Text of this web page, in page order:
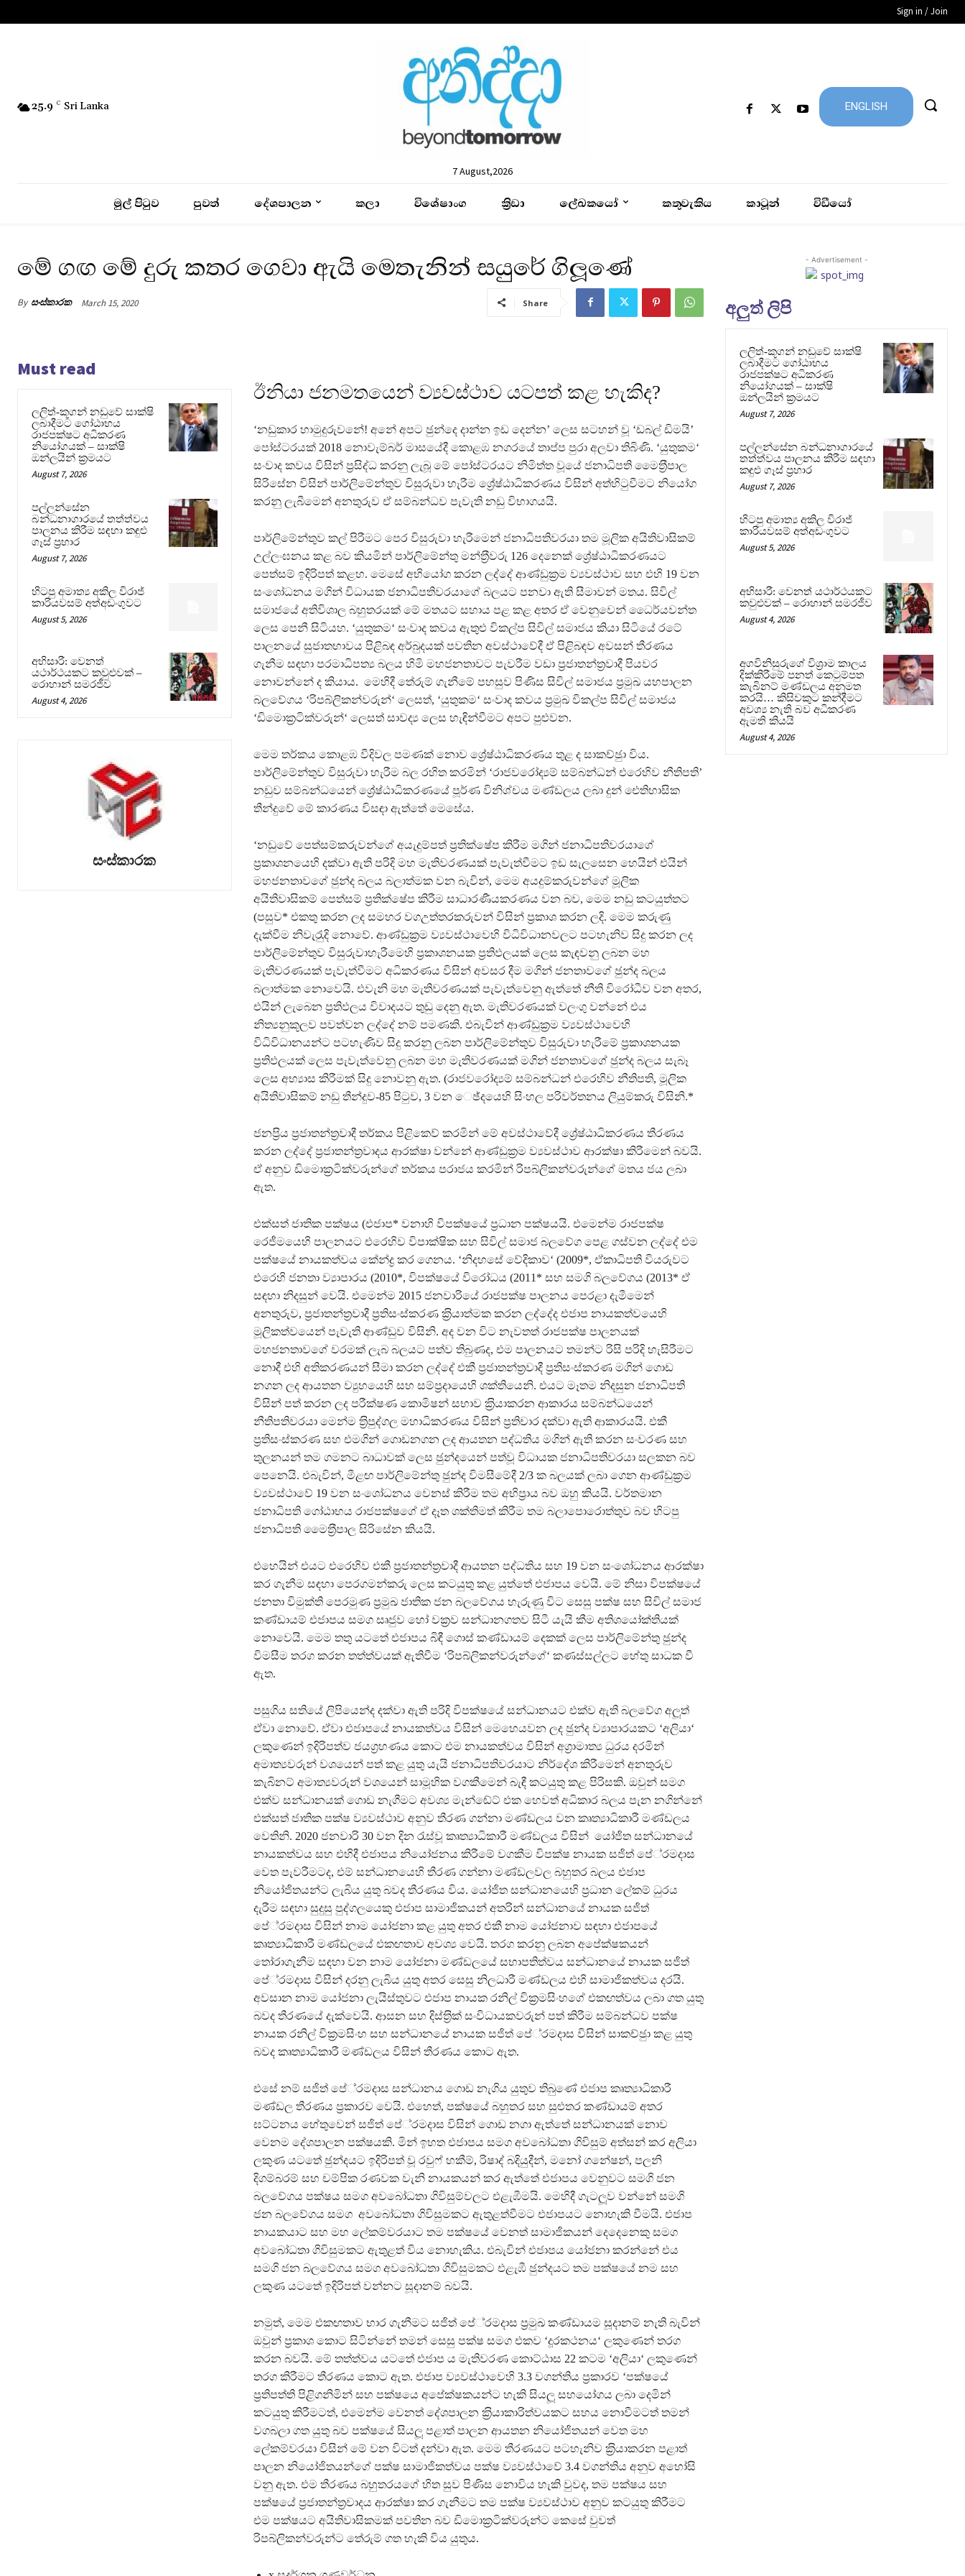
Sign in / Join
25.9 C Sri Lanka
7 August,2026
ENGLISH
මුල් පිටුව පුවත් දේශපාලන කලා විශේෂාංග ක්‍රිඩා ලේඛකයෝ කතුවැකිය කාටූන් විඩීයෝ
මේ ගඟ මේ දුරු කතර ගෙවා ඇයි මෙතැනින් සයුරේ ගිලූණේ
By සංස්කාරක March 15, 2020 Share
Must read
ලලිත්-කූගන් නඩුවේ සාක්ෂි
ලබාදීමට ගෝඨාභය
රාජපක්ෂට අධිකරණ
නියෝගයක් – සාක්ෂි
ඔන්ලයින් ක්‍රමයට
August 7, 2026
පල්ලන්සේන
බන්ධනාගාරයේ තත්ත්වය
පාලනය කිරීම සඳහා කඳුළු
ගෑස් ප්‍රහාර
August 7, 2026
හිටපු අමාත්‍ය අකිල විරාජ්
කාරියවසම් අත්අඩංගුවට
August 5, 2026
අභිසාරී: වෙනත්
යථාර්ථයකට කවුළුවක් –
රොහාන් සමරජීව
August 4, 2026
සංස්කාරක
ඊනියා ජනමතයෙන් ව්‍යවස්ථාව යටපත් කළ හැකිද?
‘නඩුකාර හාමුදුරුවනේ! අනේ අපට ඡුන්දෙ දාන්න ඉඩ දෙන්න’ ලෙස සටහන් වූ ‘ඩබල් ඩිමයි’
පෝස්ටරයක් 2018 නොවැම්බර් මාසයේදී කොළඹ නගරයේ තාප්ප පුරා අලවා තිබිණි. ‘යුතුකම‘
සංවාද කවය විසින් ප‍්‍රසිද්ධ කරනු ලැබූ මේ පෝස්ටරයට නිමිත්ත වූයේ ජනාධිපති මෛත‍්‍රීපාල
සිරිසේන විසින් පාර්ලිමේන්තුව විසුරුවා හැරීම ශ්‍රේෂ්ඨාධිකරණය විසින් අත්හිටුවීමට නියෝග
කරනු ලැබීමෙන් අනතුරුව ඒ සම්බන්ධව පැවැති නඩු විභාගයයි.
පාර්ලිමේන්තුව කල් පිරීමට පෙර විසුරුවා හැරීමෙන් ජනාධිපතිවරයා තම මූලික අයිතිවාසිකම්
උල්ලංඝනය කළ බව කියමින් පාර්ලිමේන්තු මන්ත‍්‍රීවරු 126 දෙනෙක් ශ්‍රේෂ්ඨාධිකරණයට
පෙත්සම් ඉදිරිපත් කළහ. මෙසේ අභියෝග කරන ලද්දේ ආණ්ඩුක‍්‍රම ව්‍යවස්ථාව සහ එහි 19 වන
සංශෝධනය මගින් විධායක ජනාධිපතිවරයාගේ බලයට පනවා ඇති සීමාවන් මතය. සිවිල්
සමාජයේ අතිවිශාල බහුතරයක් මේ මතයට සහාය පළ කළ අතර ඒ වෙනුවෙන් ධෛර්යවන්ත
ලෙස පෙනී සිටියහ. ‘යුතුකම‘ සංවාද කවය ඇතුළු විකල්ප සිවිල් සමාජය කියා සිටියේ රටේ
පාලනයේ සුජාතභාවය පිළිබඳ අර්බුදයක් පවතින අවස්ථාවේදී ඒ පිළිබඳව අවසන් තීරණය
ගැනීම සඳහා පරමාධිපත්‍ය බලය හිමි මහජනතාවට පැවරීම වඩා ප‍්‍රජාතන්ත‍්‍රවාදී පියවර
නොවන්නේ ද කියාය. මෙහිදී තේරුම් ගැනීමේ පහසුව පිණිස සිවිල් සමාජය ප‍්‍රමුඛ යහපාලන
බලවේගය ‘රිපබ්ලිකන්වරුන්‘ ලෙසත්, ‘යුතුකම‘ සංවාද කවය ප‍්‍රමුඛ විකල්ප සිවිල් සමාජය
‘ඩිමොක‍්‍රටික්වරුන්‘ ලෙසත් සාවද්‍ය ලෙස හැඳින්වීමට අපට පුළුවන.
මෙම තර්කය කොළඹ වීදිවල පමණක් නොව ශ්‍රේෂ්ඨාධිකරණය තුළ ද සාකච්ඡුා විය.
පාර්ලිමේන්තුව විසුරුවා හැරීම බල රහිත කරමින් ‘රාජවරෝද්‍යම් සම්බන්ධන් එරෙහිව නීතිපති’
නඩුව සම්බන්ධයෙන් ශ්‍රේෂ්ඨාධිකරණයේ පූර්ණ විනිශ්චය මණ්ඩලය ලබා දුන් ඓතිහාසික
තීන්දුවේ මේ කාරණය විසඳා ඇත්තේ මෙසේය.
‘නඩුවේ පෙත්සම්කරුවන්ගේ අයැදුම්පත් ප‍්‍රතික්ෂේප කිරීම මගින් ජනාධිපතිවරයාගේ
ප‍්‍රකාශනයෙහි දක්වා ඇති පරිදි මහ මැතිවරණයක් පැවැත්වීමට ඉඩ සැලසෙන හෙයින් එයින්
මහජනතාවගේ ඡුන්ද බලය බලාත්මක වන බැවින්, මෙම අයදුම්කරුවන්ගේ මූලික
අයිතිවාසිකම් පෙත්සම් ප‍්‍රතික්ෂේප කිරීම සාධාරණීයකරණය වන බව, මෙම නඩු කටයුත්තට
(පසුව* එකතු කරන ලද සමහර වගඋත්තරකරුවන් විසින් ප‍්‍රකාශ කරන ලදි. මෙම කරුණු
දැක්වීම නිවැරැුදි නොවේ. ආණ්ඩුක‍්‍රම ව්‍යවස්ථාවෙහි විධිවිධානවලට පටහැනිව සිදු කරන ලද
පාර්ලිමේන්තුව විසුරුවාහැරීමෙහි ප‍්‍රකාශනයක ප‍්‍රතිඵලයක් ලෙස කැඳවනු ලබන මහ
මැතිවරණයක් පැවැත්වීමට අධිකරණය විසින් අවසර දීම මගින් ජනතාවගේ ඡුන්ද බලය
බලාත්මක නොවෙයි. එවැනි මහ මැතිවරණයක් පැවැත්වෙනු ඇත්තේ නීති විරෝධීව වන අතර,
එයින් ලැබෙන ප‍්‍රතිඵලය විවාදයට තුඩු දෙනු ඇත. මැතිවරණයක් වලංගු වන්නේ එය
නිත්‍යනුකූලව පවත්වන ලද්දේ නම් පමණකි. එබැවින් ආණ්ඩුක‍්‍රම ව්‍යවස්ථාවෙහි
විධිවිධානයන්ට පටහැණිව සිදු කරනු ලබන පාර්ලිමේන්තුව විසුරුවා හැරීමේ ප‍්‍රකාශනයක
ප‍්‍රතිඵලයක් ලෙස පැවැත්වෙනු ලබන මහ මැතිවරණයක් මගින් ජනතාවගේ ඡුන්ද බලය සැබෑ
ලෙස අභ්‍යාස කිරීමක් සිදු නොවනු ඇත. (රාජවරෝද්‍යම් සම්බන්ධන් එරෙහිව නීතිපති, මූලික
අයිතිවාසිකම් නඩු තීන්දුව-85 පිටුව, 3 වන ෙඡ්දයෙහි සිංහල පරිවර්තනය ලියුම්කරු විසිනි.*
ජනප‍්‍රිය ප‍්‍රජාතන්ත‍්‍රවාදී තර්කය පිළිකෙව් කරමින් මේ අවස්ථාවේදී ශ්‍රේෂ්ඨාධිකරණය තීරණය
කරන ලද්දේ ප‍්‍රජාතන්ත‍්‍රවාදය ආරක්ෂා වන්නේ ආණ්ඩුක‍්‍රම ව්‍යවස්ථාව ආරක්ෂා කිරීමෙන් බවයි.
ඒ අනුව ඩිමොක‍්‍රටික්වරුන්ගේ තර්කය පරාජය කරමින් රිපබ්ලිකන්වරුන්ගේ මතය ජය ලබා
ඇත.
එක්සත් ජාතික පක්ෂය (එජාප* වනාහි විපක්ෂයේ ප‍්‍රධාන පක්ෂයයි. එමෙන්ම රාජපක්ෂ
රෙජීමයෙහි පාලනයට එරෙහිව විපාක්ෂික සහ සිවිල් සමාජ බලවේග පෙළ ගස්වන ලද්දේ එම
පක්ෂයේ නායකත්වය කේන්ද්‍ර කර ගෙනය. ‘නිදහසේ වේදිකාව‘ (2009*, ඒකාධිපති වියරුවට
එරෙහි ජනතා ව්‍යාපාරය (2010*, විපක්ෂයේ විරෝධය (2011* සහ සමගි බලවේගය (2013* ඒ
සඳහා නිදසුන් වෙයි. එමෙන්ම 2015 ජනවාරියේ රාජපක්ෂ පාලනය පෙරළා දැමීමෙන්
අනතුරුව, ප‍්‍රජාතන්ත‍්‍රවාදී ප‍්‍රතිසංස්කරණ ක‍්‍රියාත්මක කරන ලද්දේද එජාප නායකත්වයෙහි
මූලිකත්වයෙන් පැවැති ආණ්ඩුව විසිනි. අද වන විට නැවතත් රාජපක්ෂ පාලනයක්
මහජනතාවගේ වරමක් ලැබ බලයට පත්ව තිබුණද, එම පාලනයට තමන්ට රිසි පරිදි හැසිරීමට
නොදී එහි අතිකරණයන් සීමා කරන ලද්දේ එකී ප‍්‍රජාතන්ත‍්‍රවාදී ප‍්‍රතිසංස්කරණ මගින් ගොඩ
නගන ලද ආයතන ව්‍යුහයෙහි සහ සම්ප‍්‍රදායෙහි ශක්තියෙනි. එයට මෑතම නිදසුන ජනාධිපති
විසින් පත් කරන ලද පරීක්ෂණ කොමිෂන් සභාව ක‍්‍රියාකරන ආකාරය සම්බන්ධයෙන්
නීතිපතිවරයා මෙන්ම ත‍්‍රිපුද්ගල මහාධිකරණය විසින් ප‍්‍රතිචාර දක්වා ඇති ආකාරයයි. එකී
ප‍්‍රතිසංස්කරණ සහ එමගින් ගොඩනගන ලද ආයතන පද්ධතිය මගින් ඇති කරන සංවරණ සහ
තුලනයන් තම ගමනට බාධාවක් ලෙස ඡුන්දයෙන් පත්වූ විධායක ජනාධිපතිවරයා සලකන බව
පෙනෙයි. එබැවින්, මීළඟ පාර්ලිමේන්තු ඡුන්ද විමසීමේදී 2/3 ක බලයක් ලබා ගෙන ආණ්ඩුක‍්‍රම
ව්‍යවස්ථාවේ 19 වන සංශෝධනය වෙනස් කිරීම තම අභිප‍්‍රාය බව ඔහු කියයි. වර්තමාන
ජනාධිපති ගෝඨාභය රාජපක්ෂගේ ඒ දෑත ශක්තිමත් කිරීම තම බලාපොරොත්තුව බව හිටපු
ජනාධිපති මෛත‍්‍රීපාල සිරිසේන කියයි.
එහෙයින් එයට එරෙහිව එකී ප‍්‍රජාතන්ත‍්‍රවාදී ආයතන පද්ධතිය සහ 19 වන සංශෝධනය ආරක්ෂා
කර ගැනීම සඳහා පෙරගමන්කරු ලෙස කටයුතු කළ යුත්තේ එජාපය වෙයි. මේ නිසා විපක්ෂයේ
ජනතා විමුක්ති පෙරමුණ ප‍්‍රමුඛ ජාතික ජන බලවේගය හැරුණු විට සෙසු පක්ෂ සහ සිවිල් සමාජ
කණ්ඩායම් එජාපය සමග සෘජුව හෝ වක‍්‍රව සන්ධානගතව සිටී යැයි කීම අතිශයෝක්තියක්
නොවෙයි. මෙම තතු යටතේ එජාපය බිඳී ගොස් කණ්ඩායම් දෙකක් ලෙස පාර්ලිමේන්තු ඡුන්ද
විමසීම තරග කරන තත්ත්වයක් ඇතිවීම ‘රිපබ්ලිකන්වරුන්ගේ‘ කණස්සල්ලට හේතු සාධක වී
ඇත.
පසුගිය සතියේ ලිපියෙන්ද දක්වා ඇති පරිදි විපක්ෂයේ සන්ධානයට එක්ව ඇති බලවේග අලූත්
ඒවා නොවේ. ඒවා එජාපයේ නායකත්වය විසින් මෙහෙයවන ලද ඡුන්ද ව්‍යාපාරයකට ‘අලියා‘
ලකුණෙන් ඉදිරිපත්ව ජයග‍්‍රහණය කොට එම නායකත්වය විසින් අග‍්‍රාමාත්‍ය ධුරය දරමින්
අමාත්‍යවරුන් වශයෙන් පත් කළ යුතු යැයි ජනාධිපතිවරයාට නිර්දේශ කිරීමෙන් අනතුරුව
කැබිනට් අමාත්‍යවරුන් වශයෙන් සාමූහික වගකීමෙන් බැඳී කටයුතු කළ පිරිසකි. ඔවුන් සමග
එක්ව සන්ධානයක් ගොඩ නැගීමට අවශ්‍ය මැන්ඬේට් එක හෙවත් අධිකාර බලය පැන නගින්නේ
එක්සත් ජාතික පක්ෂ ව්‍යවස්ථාව අනුව තීරණ ගන්නා මණ්ඩලය වන කෘත්‍යාධිකාරී මණ්ඩලය
වෙතිනි. 2020 ජනවාරි 30 වන දින රැස්වූ කෘත්‍යාධිකාරී මණ්ඩලය විසින් යෝජිත සන්ධානයේ
නායකත්වය සහ එහිදී එජාපය නියෝජනය කිරීමේ වගකීම විපක්ෂ නායක සජිත් පේ‍්‍රමදාස
වෙත පැවරීමටද, එම් සන්ධානයෙහි තීරණ ගන්නා මණ්ඩලවල බහුතර බලය එජාප
නියෝජිතයන්ට ලැබිය යුතු බවද තීරණය විය. යෝජිත සන්ධානයෙහි ප‍්‍රධාන ලේකම් ධුරය
දැරීම සඳහා සුදුසු පුද්ගලයෙකු එජාප සාමාජිකයන් අතරින් සන්ධානයේ නායක සජිත්
පේ‍්‍රමදාස විසින් නාම යෝජනා කළ යුතු අතර එකී නාම යෝජනාව සඳහා එජාපයේ
කෘත්‍යාධිකාරී මණ්ඩලයේ එකඟතාව අවශ්‍ය වෙයි. තරග කරනු ලබන අපේක්ෂකයන්
තෝරාගැනීම සඳහා වන නාම යෝජනා මණ්ඩලයේ සභාපතිත්වය සන්ධානයේ නායක සජිත්
පේ‍්‍රමදාස විසින් දරනු ලැබිය යුතු අතර සෙසු නිලධාරී මණ්ඩලය එහි සාමාජිකත්වය දරයි.
අවසාන නාම යෝජනා ලැයිස්තුවට එජාප නායක රනිල් වික‍්‍රමසිංහගේ එකඟත්වය ලබා ගත යුතු
බවද තීරණයේ දැක්වෙයි. ආසන සහ දිස්ත‍්‍රික් සංවිධායකවරුන් පත් කිරීම සම්බන්ධව පක්ෂ
නායක රනිල් වික‍්‍රමසිංහ සහ සන්ධානයේ නායක සජිත් පේ‍්‍රමදාස විසින් සාකච්ඡුා කළ යුතු
බවද කෘත්‍යාධිකාරී මණ්ඩලය විසින් තීරණය කොට ඇත.
එසේ නම් සජිත් පේ‍්‍රමදාස සන්ධානය ගොඩ නැගිය යුතුව තිබුණේ එජාප කෘත්‍යාධිකාරී
මණ්ඩල තීරණය ප‍්‍රකාරව වෙයි. එහෙත්, පක්ෂයේ බහුතර සහ සුළුතර කණ්ඩායම් අතර
ඝට්ටනය හේතුවෙන් සජිත් පේ‍්‍රමදාස විසින් ගොඩ නගා ඇත්තේ සන්ධානයක් නොව
වෙනම දේශපාලන පක්ෂයකි. මින් ඉහත එජාපය සමග අවබෝධතා ගිවිසුම් අත්සන් කර අලියා
ලකුණ යටතේ ඡුන්දයට ඉදිරිපත් වූ රවුෆ් හකීම්, රිෂාද් බදියුදීන්, මනෝ ගනේෂන්, පලනි
දිගම්බරම් සහ චම්පික රණවක වැනි නායකයන් කර ඇත්තේ එජාපය වෙනුවට සමගි ජන
බලවේගය පක්ෂය සමග අවබෝධතා ගිවිසුම්වලට එළැඹීමයි. මෙහිදී ගැටලූව වන්නේ සමගි
ජන බලවේගය සමග අවබෝධතා ගිවිසුමකට ඇතුළත්වීමට එජාපයට නොහැකි වීමයි. එජාප
නායකයාට සහ මහ ලේකම්වරයාට තම පක්ෂයේ වෙනත් සාමාජිකයන් දෙදෙනෙකු සමග
අවබෝධතා ගිවිසුමකට ඇතුළත් විය නොහැකිය. එබැවින් එජාපය යෝජනා කරන්නේ එය
සමගි ජන බලවේගය සමග අවබෝධතා ගිවිසුමකට එළැඹී ඡුන්දයට තම පක්ෂයේ නම සහ
ලකුණ යටතේ ඉදිරිපත් වන්නට සූදානම් බවයි.
නමුත්, මෙම එකඟතාව භාර ගැනීමට සජිත් පේ‍්‍රමදාස ප‍්‍රමුඛ කණ්ඩායම සූදානම් නැති බැවින්
ඔවුන් ප‍්‍රකාශ කොට සිටින්නේ තමන් සෙසු පක්ෂ සමග එකව ‘දූරකථනය‘ ලකුණෙන් තරග
කරන බවයි. මේ තත්ත්වය යටතේ එජාප ය මැතිවරණ කොට්ඨාස 22 කටම ‘අලියා‘ ලකුණෙන්
තරග කිරීමට තීරණය කොට ඇත. එජාප ව්‍යවස්ථාවෙහි 3.3 වගන්තිය ප‍්‍රකාරව ‘පක්ෂයේ
ප‍්‍රතිපත්ති පිළිගනිමින් සහ පක්ෂයෙ අපේක්ෂකයන්ට හැකි සියලූ සහයෝගය ලබා දෙමින්
කටයුතු කිරීමටත්, එමෙන්ම වෙනත් දේශපාලන ක‍්‍රියාකාරිත්වයකට සහය නොවීමටත් තමන්
වගබලා ගත යුතු බව පක්ෂයේ සියලූ පළාත් පාලන ආයතන නියෝජිතයන් වෙත මහ
ලේකම්වරයා විසින් මේ වන විටත් දන්වා ඇත. මෙම තීරණයට පටහැනිව ක‍්‍රියාකරන පළාත්
පාලන නියෝජිතයන්ගේ පක්ෂ සාමාජිකත්වය පක්ෂ ව්‍යවස්ථාවේ 3.4 වගන්තිය අනුව අහෝසි
වනු ඇත. එම තීරණය බහුතරයගේ හිත සුව පිණිස නොවිය හැකි වුවද, තම පක්ෂය සහ
පක්ෂයේ ප‍්‍රජාතන්ත‍්‍රවාදය ආරක්ෂා කර ගැනීමට තම පක්ෂ ව්‍යවස්ථාව අනුව කටයුතු කිරීමට
එම පක්ෂයට අයිතිවාසිකමක් පවතින බව ඩිමොක‍්‍රටික්වරුන්ට කෙසේ වුවත්
රිපබ්ලිකන්වරුන්ට තේරුම් ගත හැකි විය යුතුය.
- Advertisement -
අලුත් ලිපි
ලලිත්-කූගන් නඩුවේ සාක්ෂි
ලබාදීමට ගෝඨාභය
රාජපක්ෂට අධිකරණ
නියෝගයක් – සාක්ෂි
ඔන්ලයින් ක්‍රමයට
August 7, 2026
පල්ලන්සේන බන්ධනාගාරයේ
තත්ත්වය පාලනය කිරීම සඳහා
කඳුළු ගෑස් ප්‍රහාර
August 7, 2026
හිටපු අමාත්‍ය අකිල විරාජ්
කාරියවසම් අත්අඩංගුවට
August 5, 2026
අභිසාරී: වෙනත් යථාර්ථයකට
කවුළුවක් – රොහාන් සමරජීව
August 4, 2026
අගවිනිසුරුගේ විශ්‍රාම කාලය
දික්කිරීමේ පනත් කෙටුම්පත
කැබිනට් මණ්ඩලය අනුමත
කරයි… කිසිවකුට කන්දීමට
අවශ්‍ය නැති බව අධිකරණ
ඇමති කියයි
August 4, 2026